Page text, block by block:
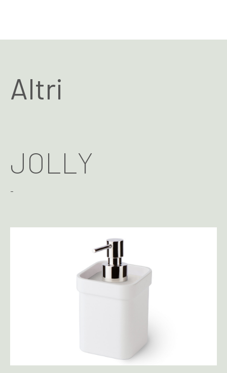
Altri
JOLLY
-